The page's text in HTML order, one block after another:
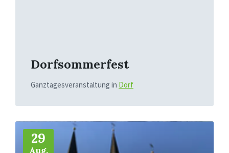
Dorfsommerfest
Ganztagesveranstaltung in Dorf
29
Aug.
Mehr